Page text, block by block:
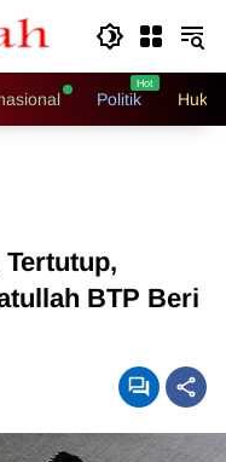
Politik
BTP Beri